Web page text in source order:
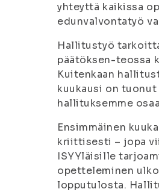
yhteyttä kaikissa
edunvalvontatyö
Hallitustyö
päätöksen-teossa
Kuitenkaan
kuukausi on
hallituksemme
Ensimmäinen
kriittisesti – jopa
ISYYläisille
opetteleminen
lopputulosta.